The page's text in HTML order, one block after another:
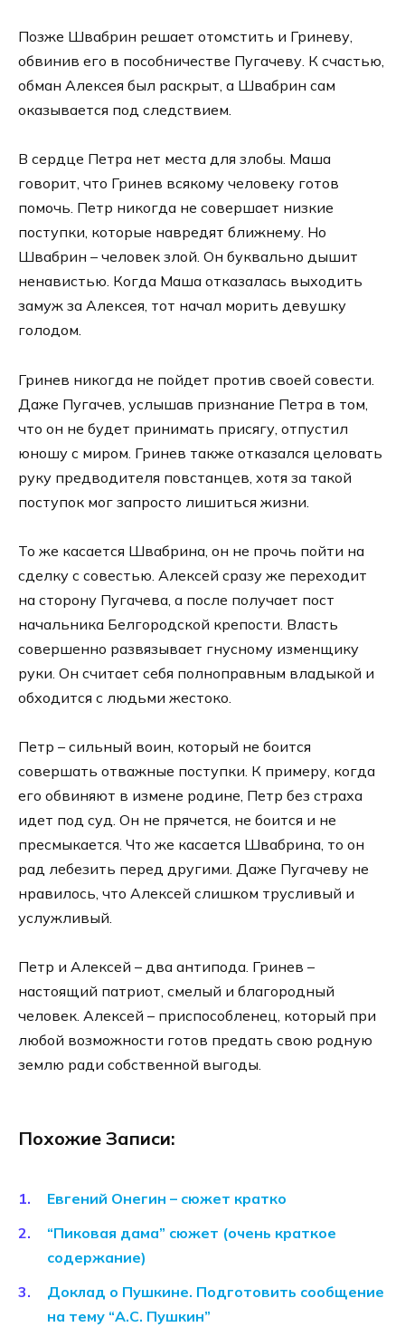
Позже Швабрин решает отомстить и Гриневу,
обвинив его в пособничестве Пугачеву. К счастью,
обман Алексея был раскрыт, а Швабрин сам
оказывается под следствием.
В сердце Петра нет места для злобы. Маша
говорит, что Гринев всякому человеку готов
помочь. Петр никогда не совершает низкие
поступки, которые навредят ближнему. Но
Швабрин – человек злой. Он буквально дышит
ненавистью. Когда Маша отказалась выходить
замуж за Алексея, тот начал морить девушку
голодом.
Гринев никогда не пойдет против своей совести.
Даже Пугачев, услышав признание Петра в том,
что он не будет принимать присягу, отпустил
юношу с миром. Гринев также отказался целовать
руку предводителя повстанцев, хотя за такой
поступок мог запросто лишиться жизни.
То же касается Швабрина, он не прочь пойти на
сделку с совестью. Алексей сразу же переходит
на сторону Пугачева, а после получает пост
начальника Белгородской крепости. Власть
совершенно развязывает гнусному изменщику
руки. Он считает себя полноправным владыкой и
обходится с людьми жестоко.
Петр – сильный воин, который не боится
совершать отважные поступки. К примеру, когда
его обвиняют в измене родине, Петр без страха
идет под суд. Он не прячется, не боится и не
пресмыкается. Что же касается Швабрина, то он
рад лебезить перед другими. Даже Пугачеву не
нравилось, что Алексей слишком трусливый и
услужливый.
Петр и Алексей – два антипода. Гринев –
настоящий патриот, смелый и благородный
человек. Алексей – приспособленец, который при
любой возможности готов предать свою родную
землю ради собственной выгоды.
Похожие Записи:
Евгений Онегин – сюжет кратко
“Пиковая дама” сюжет (очень краткое
содержание)
Доклад о Пушкине. Подготовить сообщение
на тему “А.С. Пушкин”